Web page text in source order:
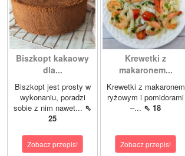
Biszkopt kakaowy
dla...
Biszkopt jest prosty w
wykonaniu, poradzi
sobie z nim nawet... ⇖
25
Zobacz przepis!
Krewetki z
makaronem...
Krewetki z makaronem
ryżowym i pomidorami
–... ⇖ 18
Zobacz przepis!